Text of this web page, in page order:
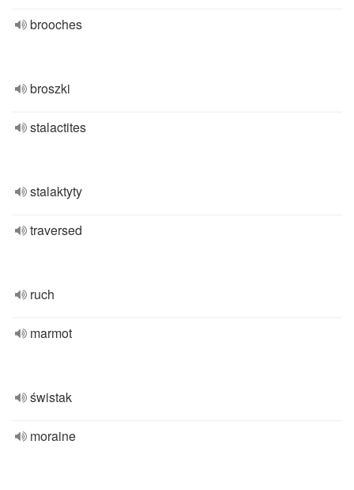
brooches
broszki
stalactites
stalaktyty
traversed
ruch
marmot
świstak
moraine